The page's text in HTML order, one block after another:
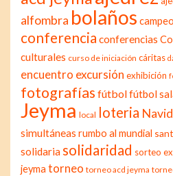
alfombra bolaños
conferencia conferencias
culturales curso de iniciación cáritas
encuentro excursión exhibición
fotografías fútbolfútbol
Jeyma local loteria
simultáneas rumbo al mundial
solidaria solidaridad sorteo
jeyma torneo torneo acd jeyma